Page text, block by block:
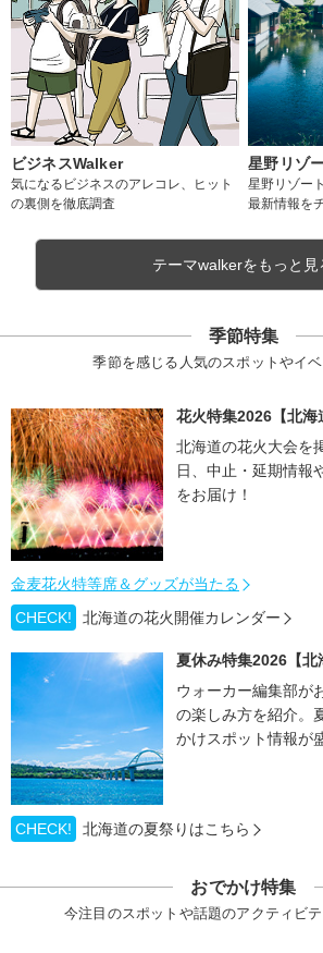
ビジネスWalker
気になるビジネスのアレコレ、ヒット
の裏側を徹底調査
星野リゾ
星野リゾー
最新情報を
テーマwalkerをもっと見
季節特集
季節を感じる人気のスポットやイ
花火特集2026【北海
北海道の花火大会を
日、中止・延期情報
をお届け！
金麦花火特等席＆グッズが当たる
CHECK!
北海道の花火開催カレンダー
夏休み特集2026【北
ウォーカー編集部が
の楽しみ方を紹介。
かけスポット情報が
CHECK! 北海道の夏祭りはこちら
おでかけ特集
今注目のスポットや話題のアクティビ